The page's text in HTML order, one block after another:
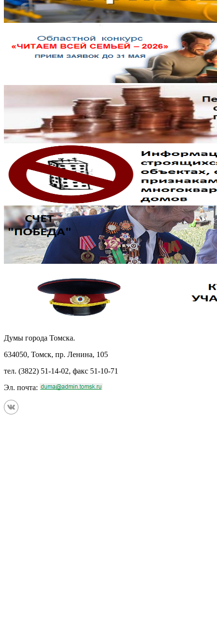
Думы города Томска.
634050, Томск, пр. Ленина, 105
тел. (3822) 51-14-02, факс 51-10-71
Эл. почта: